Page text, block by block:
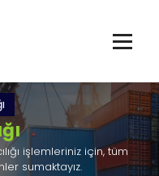
işlemleriniz için, tüm
sumaktayız.